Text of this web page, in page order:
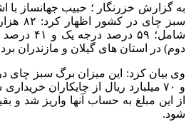
به گزارش خزرنگار ؛ حبیب جهانساز با
دوم) در استان های گیلان و مازندران
و ۷۰ میلبارد ریال از چایکاران
از این مبلغ به حساب آنها واریز شد و
شود.